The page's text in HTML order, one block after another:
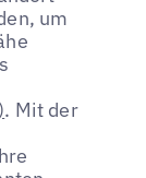
um
. Mit der